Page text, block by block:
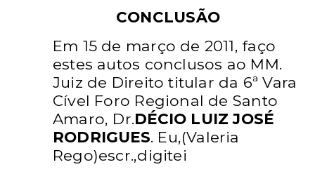
CONCLUSÃO
Em 15 de março de 2011, faço
estes autos conclusos ao MM.
Juiz de Direito titular da 6ª Vara
Cível Foro Regional de Santo
Amaro, Dr.DÉCIO LUIZ JOSÉ
RODRIGUES. Eu,(Valeria
Rego)escr.,digitei